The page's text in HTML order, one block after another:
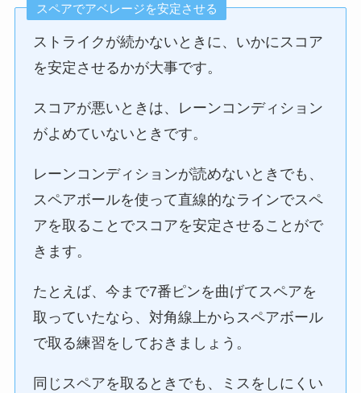
スペアでアベレージを安定させる
ストライクが続かないときに、いかにスコア
を安定させるかが大事です。
スコアが悪いときは、レーンコンディション
がよめていないときです。
レーンコンディションが読めないときでも、
スペアボールを使って直線的なラインでスペ
アを取ることでスコアを安定させることがで
きます。
たとえば、今まで7番ピンを曲げてスペアを
取っていたなら、対角線上からスペアボール
で取る練習をしておきましょう。
同じスペアを取るときでも、ミスをしにくい